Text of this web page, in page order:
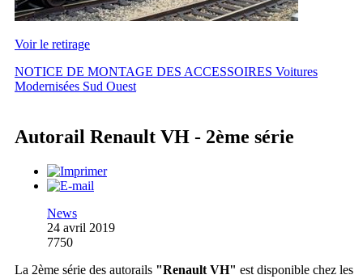
Voir le retirage
NOTICE DE MONTAGE DES ACCESSOIRES Voitures
Modernisées Sud Ouest
Autorail Renault VH - 2ème série
News
24 avril 2019
7750
La 2ème série des autorails "Renault VH" est disponible chez les